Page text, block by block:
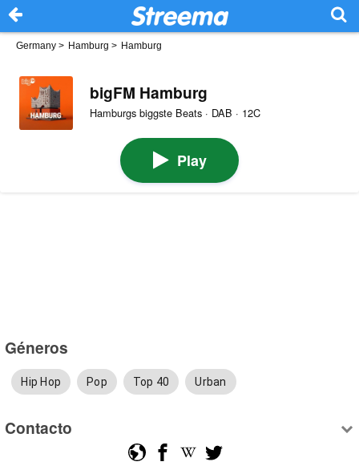
Germany > Hamburg > Hamburg
bigFM Hamburg
Hamburgs biggste Beats · DAB · 12C
Play
Géneros
Hip Hop Pop Top 40 Urban
Contacto